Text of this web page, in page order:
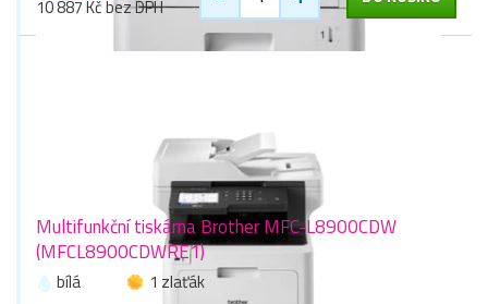
10 887 Kč bez DPH
Multifunkční tiskárna Brother MFC-L8900CDW
(MFCL8900CDWRE1)
bílá
1 zlaťák